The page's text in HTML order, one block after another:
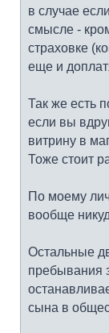
в случае
смысле -
страховке
еще и
Так же есть
если вы
витрину в
Тоже стоит
По моему
вообще
Остальные
пребывания
сына в